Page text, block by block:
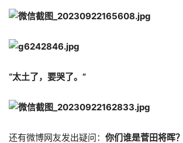
“太土了，要哭了。”
还有微博网友发出疑问： 你们谁是菅田将晖？